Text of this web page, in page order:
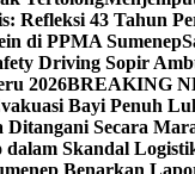
Refleksi 43 Tahun
di PPMA Sumenep
Driving Sopir
2026BREAKING
Bayi Penuh
Ditangani Secara
dalam Skandal
Benarkan